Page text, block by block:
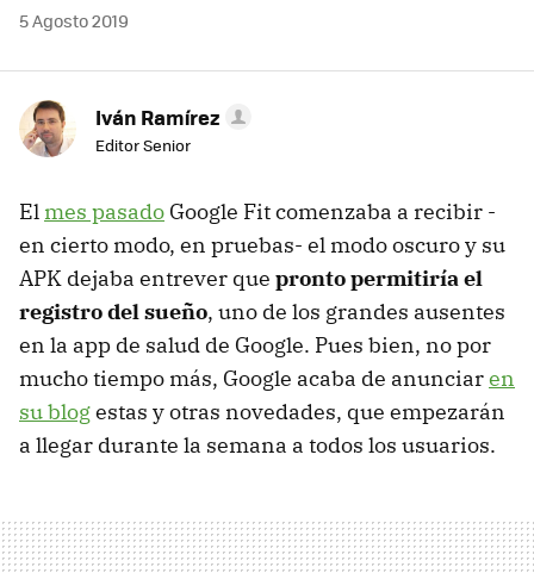
5 Agosto 2019
Iván Ramírez
Editor Senior
El mes pasado Google Fit comenzaba a recibir -
en cierto modo, en pruebas- el modo oscuro y su
APK dejaba entrever que pronto permitiría el
registro del sueño, uno de los grandes ausentes
en la app de salud de Google. Pues bien, no por
mucho tiempo más, Google acaba de anunciaren
su blogestas y otras novedades, que empezarán
a llegar durante la semana a todos los usuarios.